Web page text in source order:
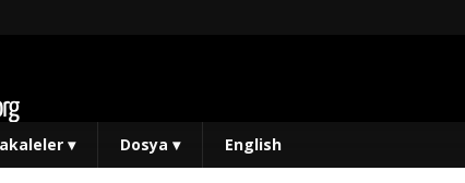
▾ Dosya ▾ English